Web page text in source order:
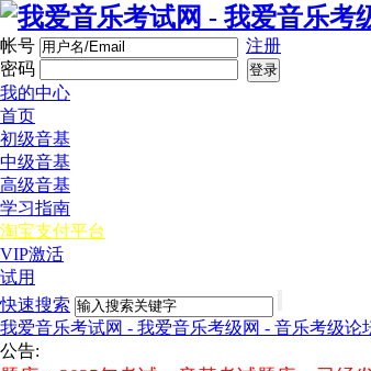
帐号
注册
密码
登录
我的中心
首页
初级音基
中级音基
高级音基
学习指南
淘宝支付平台
VIP激活
试用
快速搜索
我爱音乐考试网 - 我爱音乐考级网 - 音乐考级论
公告: